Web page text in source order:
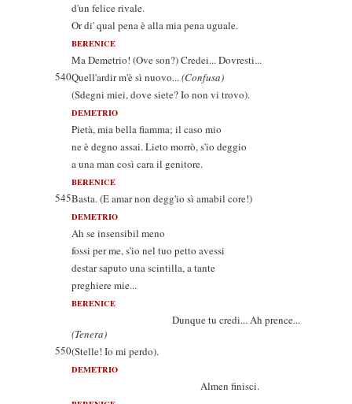
d'un felice rivale.
Or di' qual pena è alla mia pena uguale.
BERENICE
Ma Demetrio! (Ove son?) Credei... Dovresti...
540Quell'ardir m'è sì nuovo...(Confusa)
(Sdegni miei, dove siete? Io non vi trovo).
DEMETRIO
Pietà, mia bella fiamma; il caso mio
ne è degno assai. Lieto morrò, s'io deggio
a una man così cara il genitore.
BERENICE
545Basta. (E amar non degg'io sì amabil core!)
DEMETRIO
Ah se insensibil meno
fossi per me, s'io nel tuo petto avessi
destar saputo una scintilla, a tante
preghiere mie...
BERENICE
Dunque tu credi... Ah prence...
(Tenera)
550(Stelle! Io mi perdo).
DEMETRIO
Almen finisci.